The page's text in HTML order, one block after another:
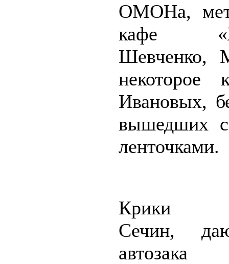
ОМОНа,
кафе
Шевченко,
некоторое
Ивановых,
вышедших
ленточками.
Крики
Сечин,
автозака